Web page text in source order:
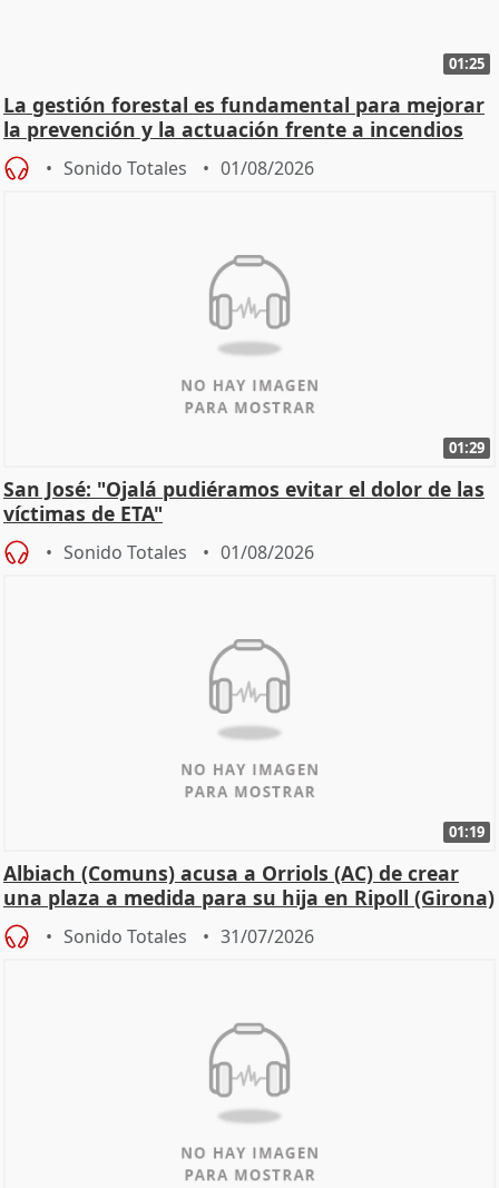
01:25
La gestión forestal es fundamental para mejorar
la prevención y la actuación frente a incendios
Sonido Totales 01/08/2026
01:29
San José: "Ojalá pudiéramos evitar el dolor de las
víctimas de ETA"
Sonido Totales 01/08/2026
01:19
Albiach (Comuns) acusa a Orriols (AC) de crear
una plaza a medida para su hija en Ripoll (Girona)
Sonido Totales 31/07/2026